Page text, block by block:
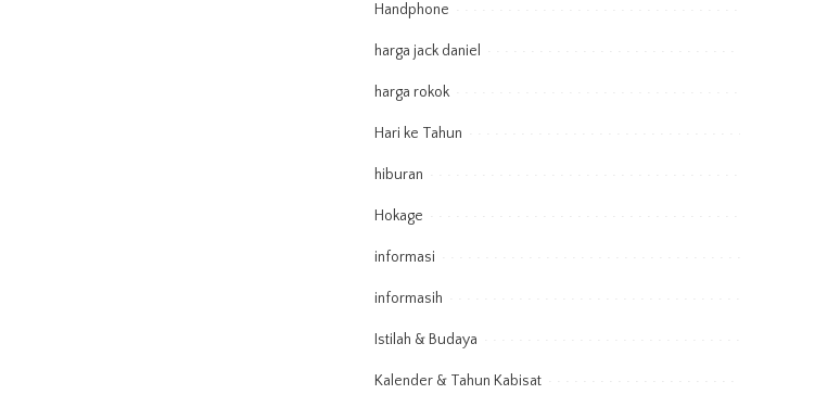
Handphone
harga jack daniel
harga rokok
Hari ke Tahun
hiburan
Hokage
informasi
informasih
Istilah & Budaya
Kalender & Tahun Kabisat